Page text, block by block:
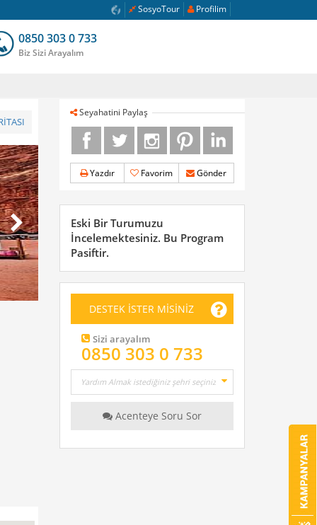
Profilim
SosyoTour
0850 303 0 733
Biz Sizi Arayalım
Seyahatini Paylaş
Yazdır Favorim Gönder
Eski Bir Turumuzu
İncelemektesiniz. Bu Program
Pasiftir.
DESTEK İSTER MİSİNİZ
Sizi arayalım
0850 303 0 733
Acenteye Soru Sor